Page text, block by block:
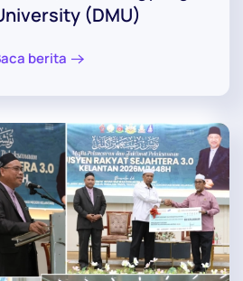
(DMU)
berita